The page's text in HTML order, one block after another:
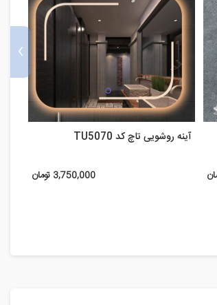
آینه روشویی تاچ کد TU5070
3,750,000 تومان
›